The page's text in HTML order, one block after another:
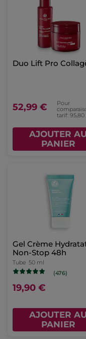
Duo Lift Pro
52,99 €
Pour
tarif:
AJOUTER AU
PANIER
Gel Crème
Non-Stop 48h
Tube 50 ml
(476)
19,90 €
AJOUTER AU
PANIER